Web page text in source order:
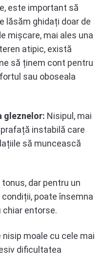
este important să
lăsăm ghidați doar de
mișcare, mai ales una
atipic, există
să ținem cont pentru
sau oboseala
gleznelor: Nisipul, mai
instabilă care
să muncească
dar pentru un
poate însemna
chiar entorse.
nisip moale cu cele mai
dificultatea